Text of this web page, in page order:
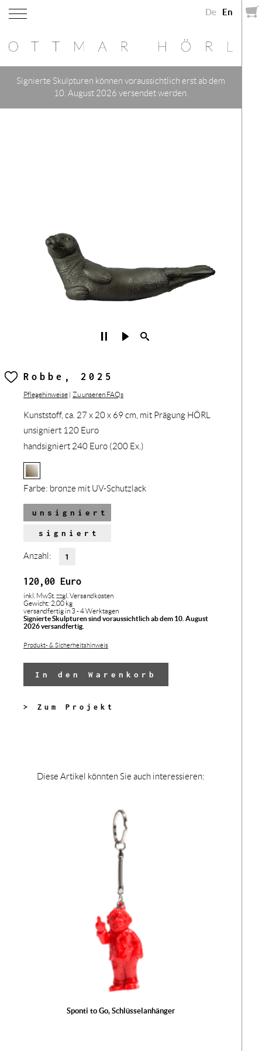
De En
Signierte Skulpturen können voraussichtlich erst ab dem
10. August 2026 versendet werden.
Robbe, 2025
Pflegehinweise | Zu unseren FAQs
Kunststoff, ca. 27 x 20 x 69 cm, mit Prägung HÖRL
unsigniert 120 Euro
handsigniert 240 Euro (200 Ex.)
Farbe: bronze mit UV-Schutzlack
unsigniert
signiert
Anzahl:
120,00 Euro
inkl. MwSt. zzgl. Versandkosten
Gewicht: 2,00 kg
versandfertig in 3 - 4 Werktagen
Signierte Skulpturen sind voraussichtlich ab dem 10. August
2026 versandfertig.
Produkt- & Sicherheitshinweis
In den Warenkorb
> Zum Projekt
Diese Artikel könnten Sie auch interessieren:
Sponti to Go, Schlüsselanhänger